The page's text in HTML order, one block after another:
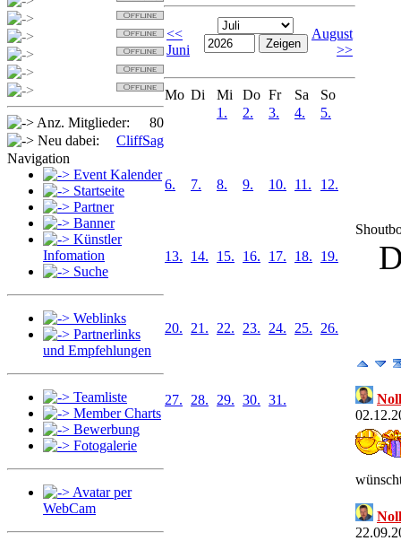
Anz. Mitglieder:
80
Neu dabei:
CliffSag
Navigation
Event Kalender
Startseite
Partner
Banner
Künstler
Infomation
Suche
Weblinks
Partnerlinks
und Empfehlungen
Teamliste
Member Charts
Bewerbung
Fotogalerie
Avatar per
WebCam
<<
Juni
August
>>
Mo Di Mi Do Fr Sa
So
1.
2. 3. 4. 5.
6. 7. 8. 9. 10. 11. 12.
13. 14. 15. 16. 17. 18. 19.
20. 21. 22. 23. 24. 25. 26.
27. 28. 29. 30. 31.